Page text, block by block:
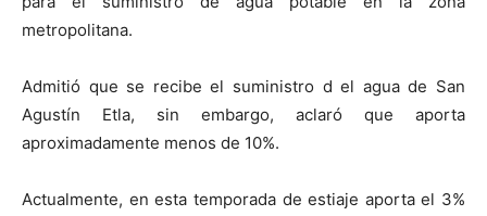
metropolitana.
Admitió que se recibe el suministro d el agua de San
Agustín Etla, sin embargo, aclaró que aporta
aproximadamente menos de 10%.
Actualmente, en esta temporada de estiaje aporta el 3%